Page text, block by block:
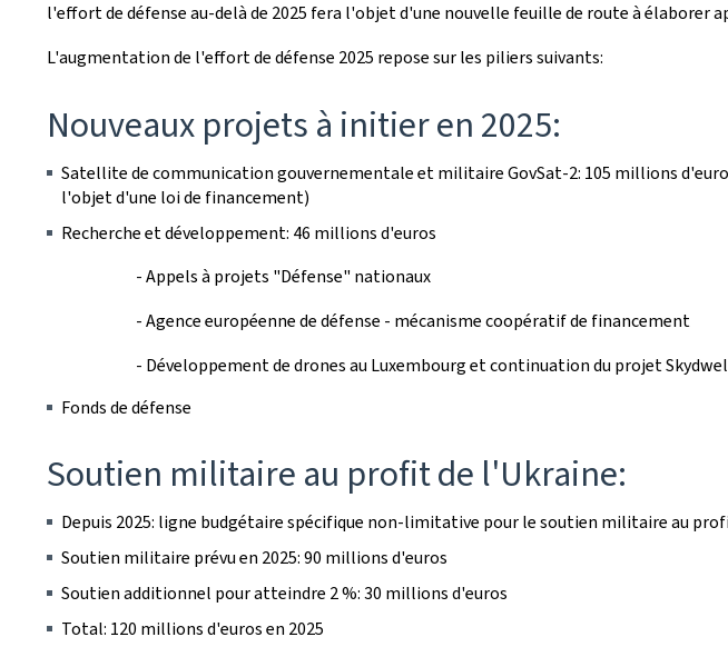
l'effort de défense au-delà de 2025 fera l'objet d'une nouvelle feuille de route à élaborer
L'augmentation de l'effort de défense 2025 repose sur les piliers suivants:
Nouveaux projets à initier en 2025:
Satellite de communication gouvernementale et militaire GovSat-2: 105 millions
l'objet d'une loi de financement)
Recherche et développement: 46 millions d'euros
- Appels à projets "Défense" nationaux
- Agence européenne de défense - mécanisme coopératif de financement
- Développement de drones au Luxembourg et continuation du projet
Fonds de défense
Soutien militaire au profit de l'Ukraine:
Depuis 2025: ligne budgétaire spécifique non-limitative pour le soutien militaire au
Soutien militaire prévu en 2025: 90 millions d'euros
Soutien additionnel pour atteindre 2 %: 30 millions d'euros
Total: 120 millions d'euros en 2025